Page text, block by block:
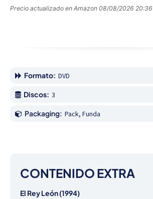
Precio actualizado en Amazon 08/08/2026 20:36
Formato: DVD
Discos: 3
Packaging: Pack, Funda
CONTENIDO EXTRA
El Rey León (1994)